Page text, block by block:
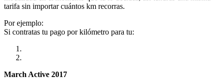
tarifa sin importar cuántos km recorras.
Por ejemplo:
Si contratas tu pago por kilómetro para tu:
March Active 2017